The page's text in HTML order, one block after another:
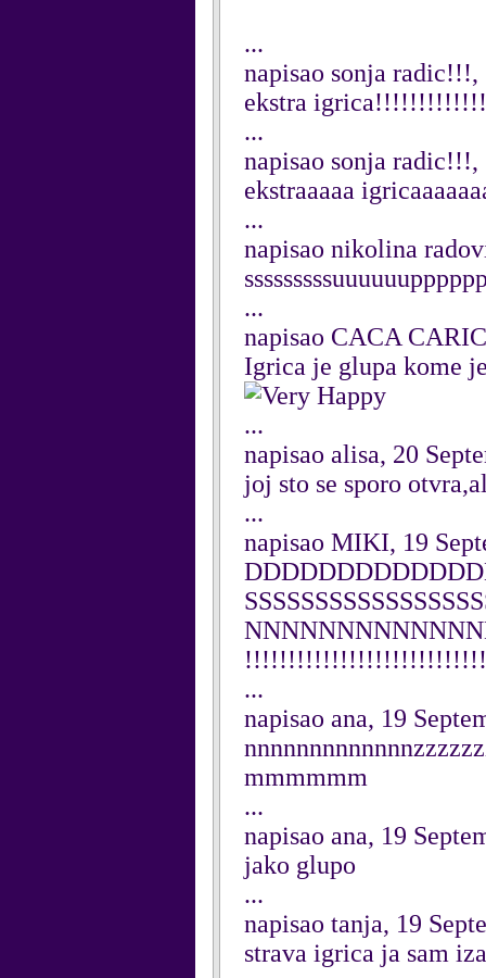
...
napisao sonja radic!!!,
ekstra
...
napisao sonja radic!!!,
ekstraaaaa
...
napisao nikolina
...
napisao CACA
Igrica je glupa kome
...
napisao alisa, 20
joj sto se sporo
...
napisao MIKI, 19
...
napisao ana, 19
mmmmmm
...
napisao ana, 19
jako glupo
...
napisao tanja, 19
strava igrica ja sam